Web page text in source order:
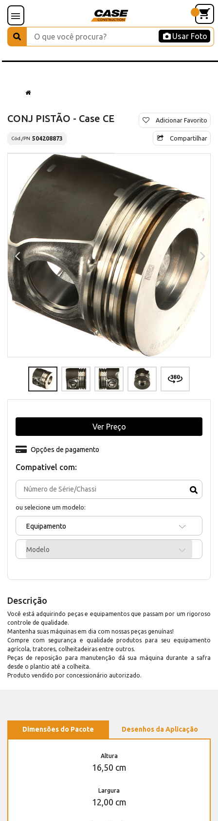
Usar Foto
CONJ PISTÃO - Case CE
Cód./PN 504208873
Adicionar Favorito
Compartilhar
Compativel com:
ou selecione um modelo:
Equipamento
Modelo
Opções de pagamento
Ver Preço
Descrição
Você está adquirindo peças e equipamentos que passam por um rigoroso
controle de qualidade.
Mantenha suas máquinas em dia com nossas peças genuínas!
Compre com segurança e qualidade produtos para seu equipamento
agrícola, tratores, colheitadeiras entre outros.
Peças de reposição para manutenção dá sua máquina durante a safra
desde o plantio até a colheita.
Produto vendido por concessionário autorizado.
Dimensões do Pacote Desenhos da Aplicação
Altura
16,50 cm
Largura
12,00 cm